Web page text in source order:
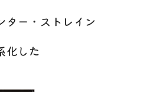
ター・ストレイン
化した